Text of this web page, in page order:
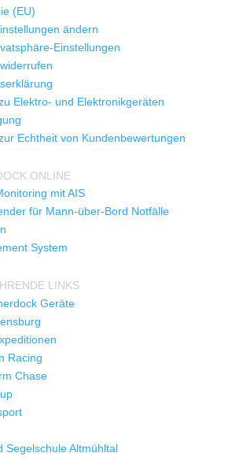
(EU)
ändern
Einstellungen
Elektro- und Elektronikgeräten
Echtheit von Kundenbewertungen
ONLINE
mit AIS
für Mann-über-Bord Notfälle
System
LINKS
Geräte
Racing
Chase
Segelschule Altmühltal